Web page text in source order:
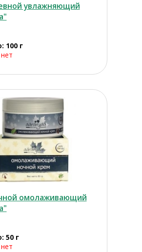
увлажняющий
100 г
омолаживающий
50 г